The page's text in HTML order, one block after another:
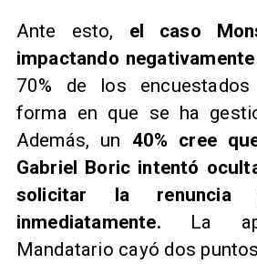
Ante esto, el caso
impactando
70% de los encuestados
forma en que se ha
Además, un 40% cree
Gabriel Boric intentó
solicitar la renuncia
inmediatamente. La
Mandatario cayó dos